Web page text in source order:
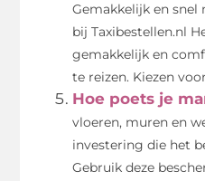
Gemakkelijk en snel
bij Taxibestellen.nl
gemakkelijk en
te reizen. Kiezen
Hoe poets je
vloeren, muren en
investering die het
Gebruik deze